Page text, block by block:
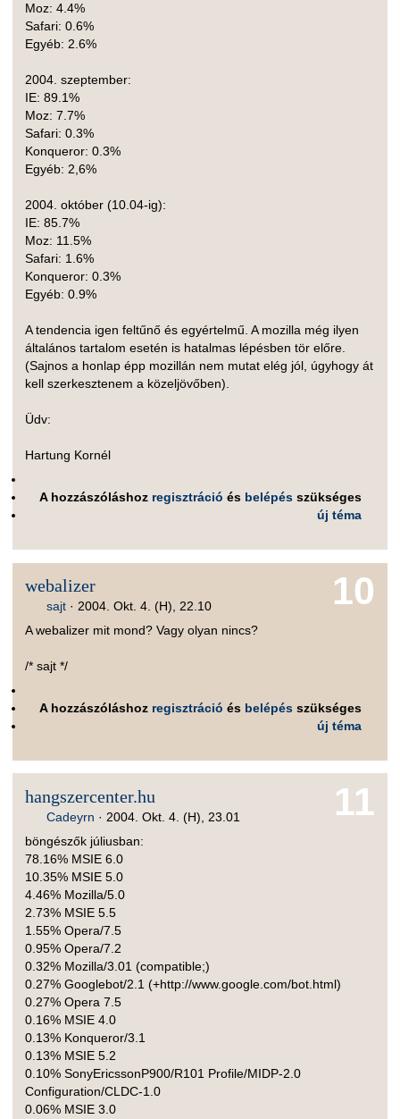
Moz: 4.4%
Safari: 0.6%
Egyéb: 2.6%
2004. szeptember:
IE: 89.1%
Moz: 7.7%
Safari: 0.3%
Konqueror: 0.3%
Egyéb: 2,6%
2004. október (10.04-ig):
IE: 85.7%
Moz: 11.5%
Safari: 1.6%
Konqueror: 0.3%
Egyéb: 0.9%
A tendencia igen feltűnő és egyértelmű. A mozilla még ilyen
általános tartalom esetén is hatalmas lépésben tör előre.
(Sajnos a honlap épp mozillán nem mutat elég jól, úgyhogy át
kell szerkesztenem a közeljövőben).
Üdv:
Hartung Kornél
A hozzászóláshoz regisztráció és belépés szükséges
új téma
10
webalizer
sajt · 2004. Okt. 4. (H), 22.10
A webalizer mit mond? Vagy olyan nincs?
/* sajt */
A hozzászóláshoz regisztráció és belépés szükséges
új téma
11
hangszercenter.hu
Cadeyrn · 2004. Okt. 4. (H), 23.01
böngészők júliusban:
78.16% MSIE 6.0
10.35% MSIE 5.0
4.46% Mozilla/5.0
2.73% MSIE 5.5
1.55% Opera/7.5
0.95% Opera/7.2
0.32% Mozilla/3.01 (compatible;)
0.27% Googlebot/2.1 (+http://www.google.com/bot.html)
0.27% Opera 7.5
0.16% MSIE 4.0
0.13% Konqueror/3.1
0.13% MSIE 5.2
0.10% SonyEricssonP900/R101 Profile/MIDP-2.0
Configuration/CLDC-1.0
0.06% MSIE 3.0